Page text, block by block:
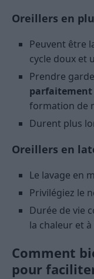
Oreillers en
Peuvent être
cycle doux et
Prendre
parfaitement
formation de
Durent plus
Oreillers en
Le lavage en
Privilégiez le
Durée de vie
la chaleur et à
Comment
pour